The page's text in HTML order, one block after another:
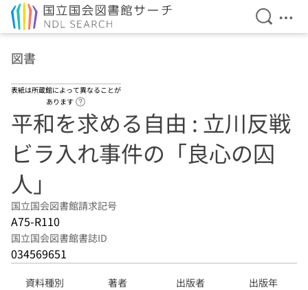
検索を
メ
図書
表紙は所蔵館によって異なることが
あります
平和を求める自由 : 立川反戦
ビラ入れ事件の「良心の囚
人」
国立国会図書館請求記号
A75-R110
国立国会図書館書誌ID
034569651
資料種別 著者 出版者 出版年